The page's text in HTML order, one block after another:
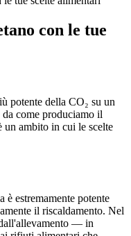
con le tue
potente della CO₂ su un
come produciamo il
ambito in cui le scelte
è estremamente potente
il riscaldamento. Nel
— in